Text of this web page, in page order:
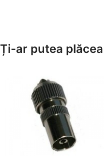
Ți-ar putea plăcea